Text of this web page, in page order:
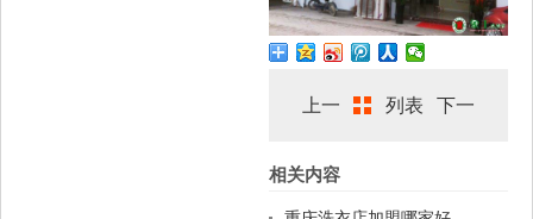
上一
篇
列表 下一
相关内容